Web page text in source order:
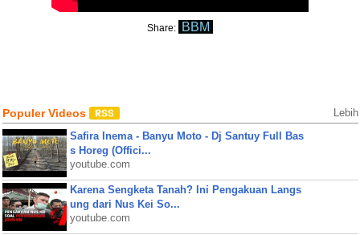
Share: BBM
Populer Videos Lebih
Safira Inema - Banyu Moto - Dj Santuy Full Bas
s Horeg (Offici...
youtube.com
Karena Sengketa Tanah? Ini Pengakuan Langs
ung dari Nus Kei So...
youtube.com